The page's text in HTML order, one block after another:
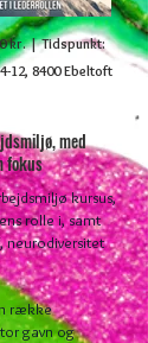
kr. | Tidspunkt:
12, 8400 Ebeltoft
med
fokus
kursus,
rolle i, samt
neurodiversitet
række
gavn og